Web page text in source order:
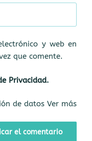
y web en
que comente.
Privacidad.
de datos Ver más